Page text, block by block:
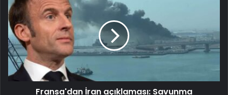
Fransa'dan İran açıklaması: Savunma